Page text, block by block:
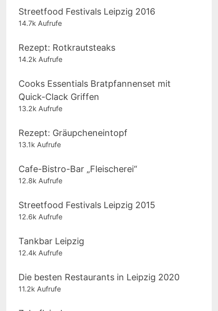
Streetfood Festivals Leipzig 2016
14.7k Aufrufe
Rezept: Rotkrautsteaks
14.2k Aufrufe
Cooks Essentials Bratpfannenset mit
Quick-Clack Griffen
13.2k Aufrufe
Rezept: Gräupcheneintopf
13.1k Aufrufe
Cafe-Bistro-Bar „Fleischerei“
12.8k Aufrufe
Streetfood Festivals Leipzig 2015
12.6k Aufrufe
Tankbar Leipzig
12.4k Aufrufe
Die besten Restaurants in Leipzig 2020
11.2k Aufrufe